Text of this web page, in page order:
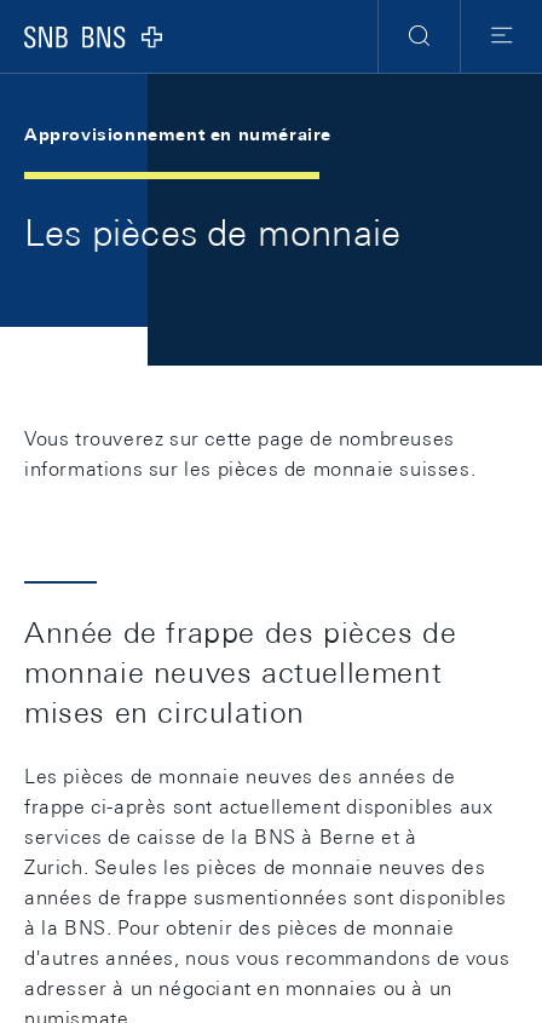
Logo
RechercheMenu
Approvisionnement en numéraire
Les pièces de monnaie
Vous trouverez sur cette page de nombreuses
informations sur les pièces de monnaie suisses.
Année de frappe des pièces de
monnaie neuves actuellement
mises en circulation
Les pièces de monnaie neuves des années de
frappe ci-après sont actuellement disponibles aux
services de caisse de la BNS à Berne et à
Zurich. Seules les pièces de monnaie neuves des
années de frappe susmentionnées sont disponibles
à la BNS. Pour obtenir des pièces de monnaie
d'autres années, nous vous recommandons de vous
adresser à un négociant en monnaies ou à un